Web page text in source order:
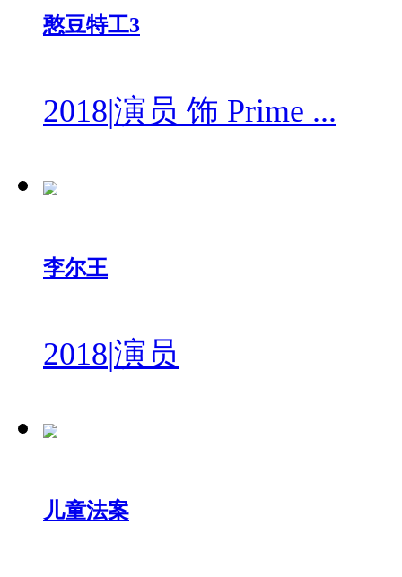
憨豆特工3
2018|演员 饰 Prime ...
李尔王
2018|演员
儿童法案